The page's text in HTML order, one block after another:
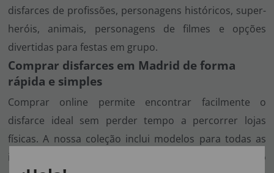
disfarces de profissões, personagens históricos, super-
heróis, animais, personagens de filmes e opções
divertidas para festas em grupo.
Comprar disfarces em Madrid de forma
rápida e simples
Comprar online permite encontrar facilmente o
disfarce ideal sem perder tempo a percorrer lojas
físicas. A nossa coleção inclui modelos para todas as
idades, vários tamanhos e opções para qualquer tipo